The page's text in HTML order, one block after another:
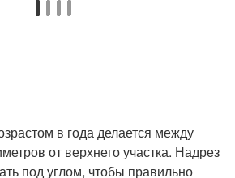
в года делается между
от верхнего участка. Надрез
под углом, чтобы правильно